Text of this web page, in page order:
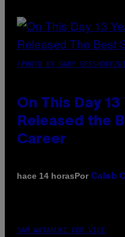
(PHOTO BY GARY GERSHOFF/
On This Day
Released the
Career
hace 14 horasPor Caleb
SAM WATANUKI FOR VICE